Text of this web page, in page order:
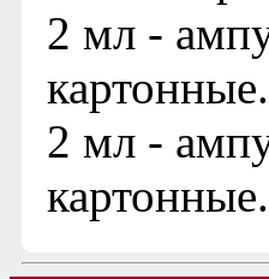
2 мл -
картонные.
2 мл -
картонные.